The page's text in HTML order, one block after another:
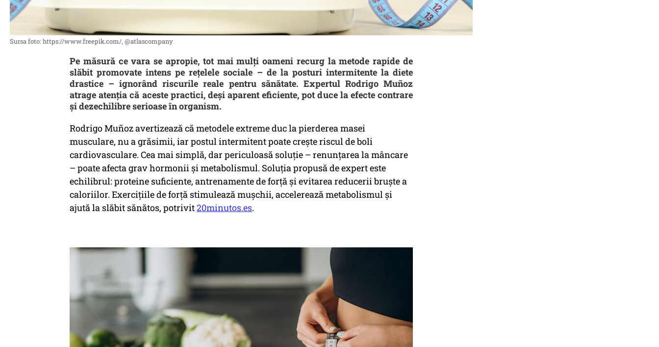
Sursa foto: https://www.freepik.com/, @atlascompany
Pe măsură ce vara se apropie, tot mai mulți oameni recurg la metode rapide de
slăbit promovate intens pe rețelele sociale – de la posturi intermitente la diete
drastice – ignorând riscurile reale pentru sănătate. Expertul Rodrigo Muñoz
atrage atenția că aceste practici, deși aparent eficiente, pot duce la efecte contrare
și dezechilibre serioase în organism.
Rodrigo Muñoz avertizează că metodele extreme duc la pierderea masei
musculare, nu a grăsimii, iar postul intermitent poate crește riscul de boli
cardiovasculare. Cea mai simplă, dar periculoasă soluție – renunțarea la mâncare
– poate afecta grav hormonii și metabolismul. Soluția propusă de expert este
echilibrul: proteine suficiente, antrenamente de forță și evitarea reducerii bruște a
caloriilor. Exercițiile de forță stimulează mușchii, accelerează metabolismul și
ajută la slăbit sănătos, potrivit20minutos.es.